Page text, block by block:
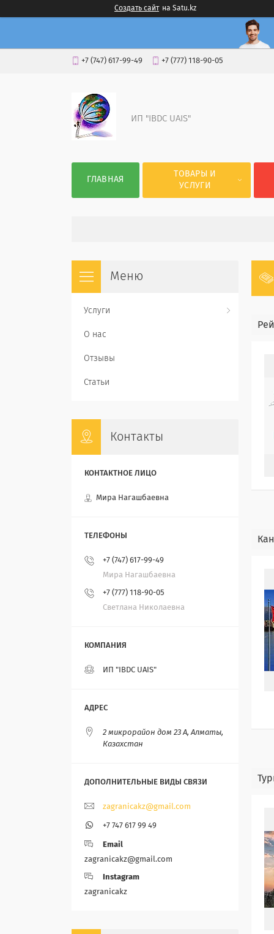
Создать сайт на Satu.kz
+7 (747) 617-99-49 +7 (777) 118-90-05
ИП "IBDC UAIS"
ГЛАВНАЯ
ТОВАРЫ И
УСЛУГИ
Услуги
О нас
Отзывы
Статьи
Контакты
Мира Нагашбаевна
+7 (747) 617-99-49
Мира Нагашбаевна
+7 (777) 118-90-05
Светлана Николаевна
ИП "IBDC UAIS"
2 микрорайон дом 23 А, Алматы,
Казахстан
zagranicakz@gmail.com
+7 747 617 99 49
Email
zagranicakz@gmail.com
Instagram
zagranicakz